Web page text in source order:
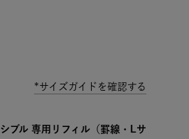
*サイズガイドを確認する
ブル 専用リフィル（罫線・Lサ